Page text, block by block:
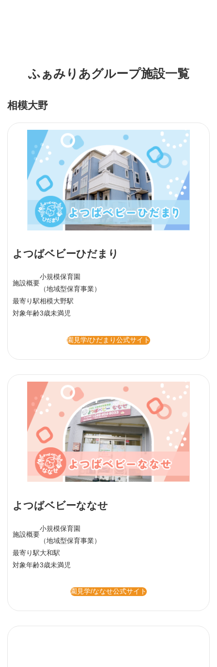
ふぁみりあグループ施設一覧
相模大野
よつばベビーひだまり
施設概要
小規模保育園
（地域型保育事業）
最寄り駅相模大野駅
対象年齢3歳未満児
園見学/ひだまり公式サイト
よつばベビーななせ
施設概要
小規模保育園
（地域型保育事業）
最寄り駅大和駅
対象年齢3歳未満児
園見学/ななせ公式サイト